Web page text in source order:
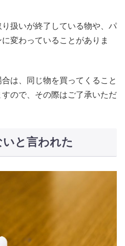
扱いが終了している物や、パ
変わっていることがありま
は、同じ物を買ってくること
ので、その際はご了承いただ
と言われた